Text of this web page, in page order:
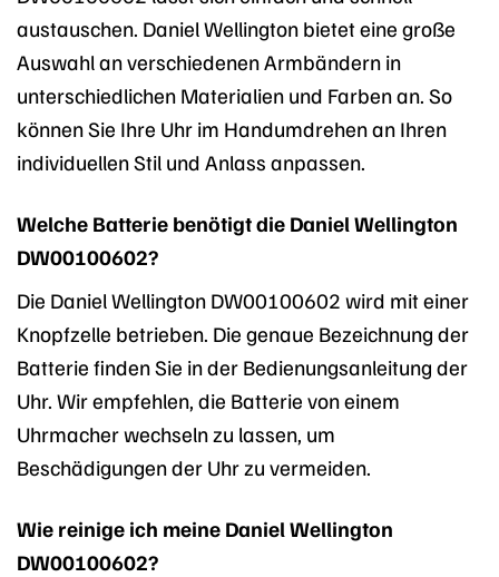
austauschen. Daniel Wellington bietet eine große
Auswahl an verschiedenen Armbändern in
unterschiedlichen Materialien und Farben an. So
können Sie Ihre Uhr im Handumdrehen an Ihren
individuellen Stil und Anlass anpassen.
Welche Batterie benötigt die Daniel Wellington
DW00100602?
Die Daniel Wellington DW00100602 wird mit einer
Knopfzelle betrieben. Die genaue Bezeichnung der
Batterie finden Sie in der Bedienungsanleitung der
Uhr. Wir empfehlen, die Batterie von einem
Uhrmacher wechseln zu lassen, um
Beschädigungen der Uhr zu vermeiden.
Wie reinige ich meine Daniel Wellington
DW00100602?